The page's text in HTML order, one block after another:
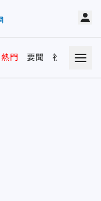
熱門 要聞 社會 娛樂